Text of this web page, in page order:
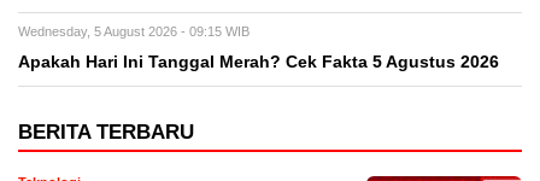
Wednesday, 5 August 2026 - 09:15 WIB
Apakah Hari Ini Tanggal Merah? Cek Fakta 5 Agustus 2026
BERITA TERBARU